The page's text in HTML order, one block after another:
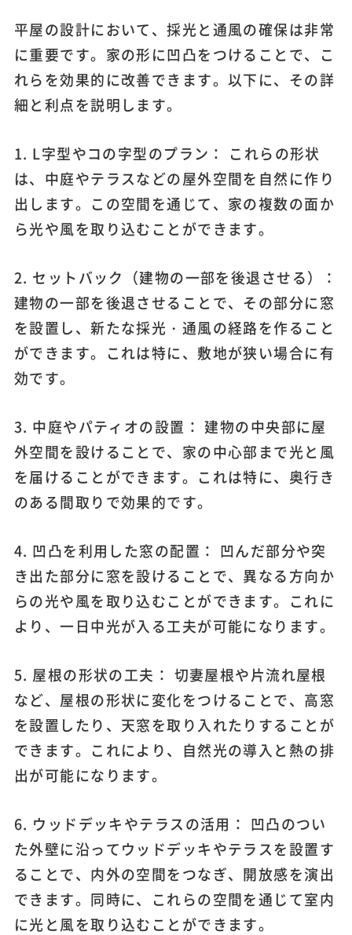
平屋の設計において、採光と通風の確保は非常
に重要です。家の形に凹凸をつけることで、こ
れらを効果的に改善できます。以下に、その詳
細と利点を説明します。
1. L字型やコの字型のプラン： これらの形状
は、中庭やテラスなどの屋外空間を自然に作り
出します。この空間を通じて、家の複数の面か
ら光や風を取り込むことができます。
2. セットバック（建物の一部を後退させる）：
建物の一部を後退させることで、その部分に窓
を設置し、新たな採光・通風の経路を作ること
ができます。これは特に、敷地が狭い場合に有
効です。
3. 中庭やパティオの設置： 建物の中央部に屋
外空間を設けることで、家の中心部まで光と風
を届けることができます。これは特に、奥行き
のある間取りで効果的です。
4. 凹凸を利用した窓の配置： 凹んだ部分や突
き出た部分に窓を設けることで、異なる方向か
らの光や風を取り込むことができます。これに
より、一日中光が入る工夫が可能になります。
5. 屋根の形状の工夫： 切妻屋根や片流れ屋根
など、屋根の形状に変化をつけることで、高窓
を設置したり、天窓を取り入れたりすることが
できます。これにより、自然光の導入と熱の排
出が可能になります。
6. ウッドデッキやテラスの活用： 凹凸のつい
た外壁に沿ってウッドデッキやテラスを設置す
ることで、内外の空間をつなぎ、開放感を演出
できます。同時に、これらの空間を通じて室内
に光と風を取り込むことができます。